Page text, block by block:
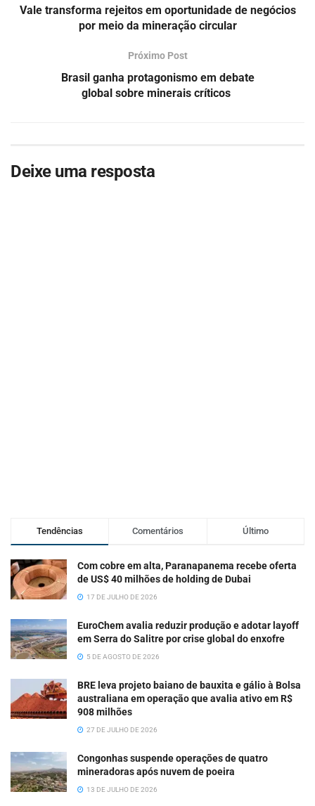
Vale transforma rejeitos em oportunidade de negócios
por meio da mineração circular
Próximo Post
Brasil ganha protagonismo em debate
global sobre minerais críticos
Deixe uma resposta
Tendências Comentários Último
Com cobre em alta, Paranapanema recebe oferta
de US$ 40 milhões de holding de Dubai
17 DE JULHO DE 2026
EuroChem avalia reduzir produção e adotar layoff
em Serra do Salitre por crise global do enxofre
5 DE AGOSTO DE 2026
BRE leva projeto baiano de bauxita e gálio à Bolsa
australiana em operação que avalia ativo em R$
908 milhões
27 DE JULHO DE 2026
Congonhas suspende operações de quatro
mineradoras após nuvem de poeira
13 DE JULHO DE 2026